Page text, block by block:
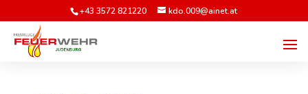
+43 3572 821220 kdo.009@ainet.at